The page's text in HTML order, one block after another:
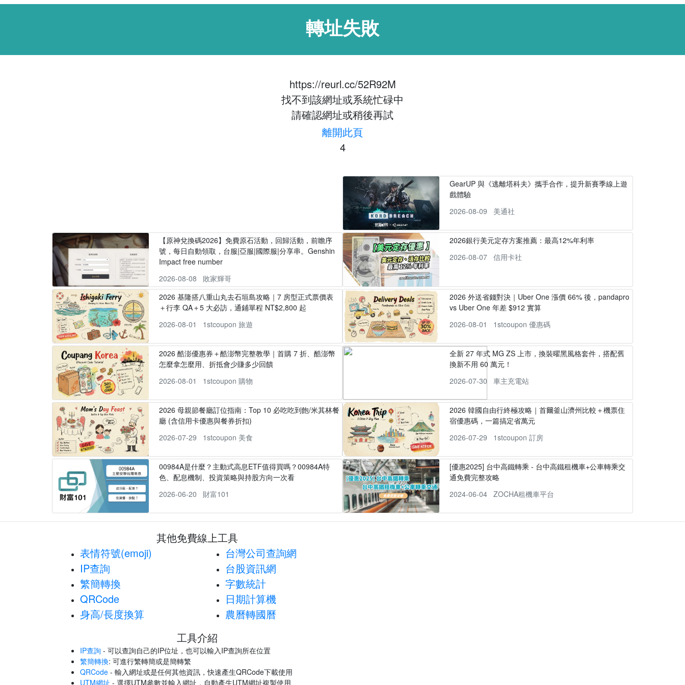
轉址失敗
https://reurl.cc/52R92M
找不到該網址或系統忙碌中
請確認網址或稍後再試
離開此頁
3
GearUP 與《逃離塔科夫》攜手合作，提升新賽季線上遊
戲體驗
2026-08-09
美通社
【原神兌換碼2026】免費原石活動，回歸活動，前瞻序
號，每日自動領取，台服|亞服|國際服|分享串。Genshin
Impact free number
2026-08-08
敗家輝哥
2026銀行美元定存方案推薦：最高12%年利率
2026-08-07
信用卡社
2026 基隆搭八重山丸去石垣島攻略｜7 房型正式票價表
＋行李 QA＋5 大必訪，通鋪單程 NT$2,800 起
2026-08-01
1stcoupon 旅遊
2026 外送省錢對決｜Uber One 漲價 66% 後，pandapro
vs Uber One 年差 $912 實算
2026-08-01
1stcoupon 優惠碼
2026 酷澎優惠券＋酷澎幣完整教學｜首購 7 折、酷澎幣
怎麼拿怎麼用、折抵會少賺多少回饋
2026-08-01
1stcoupon 購物
全新 27 年式 MG ZS 上市，換裝曜黑風格套件，搭配舊
換新不用 60 萬元！
2026-07-30
車主充電站
2026 母親節餐廳訂位指南：Top 10 必吃吃到飽/米其林餐
廳 (含信用卡優惠與餐券折扣)
2026-07-29
1stcoupon 美食
2026 韓國自由行終極攻略｜首爾釜山濟州比較＋機票住
宿優惠碼，一篇搞定省萬元
2026-07-29
1stcoupon 訂房
00984A是什麼？主動式高息ETF值得買嗎？00984A特
色、配息機制、投資策略與持股方向一次看
2026-06-20
財富101
[優惠2025] 台中高鐵轉乘 - 台中高鐵租機車+公車轉乘交
通免費完整攻略
2024-06-04
ZOCHA租機車平台
其他免費線上工具
表情符號(emoji)
IP查詢
繁簡轉換
QRCode
身高/長度換算
台灣公司查詢網
台股資訊網
字數統計
日期計算機
農曆轉國曆
工具介紹
IP查詢 - 可以查詢自己的IP位址，也可以輸入IP查詢所在位置
繁簡轉換: 可進行繁轉簡或是簡轉繁
QRCode - 輸入網址或是任何其他資訊，快速產生QRCode下載使用
UTM網址 - 選擇UTM參數並輸入網址，自動產生UTM網址複製使用